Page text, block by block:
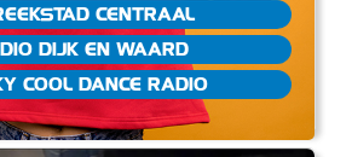
CENTRAAL
DIJK EN WAARD
COOL DANCE RADIO